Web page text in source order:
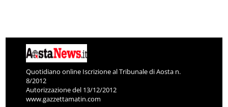
Quotidiano online Iscrizione al Tribunale di Aosta n.
8/2012
Autorizzazione del 13/12/2012
www.gazzettamatin.com